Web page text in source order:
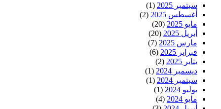
سبتمبر 2025
(1)
أغسطس 2025
(2)
مايو 2025
(20)
أبريل 2025
(20)
مارس 2025
(7)
فبراير 2025
(6)
يناير 2025
(2)
ديسمبر 2024
(1)
سبتمبر 2024
(1)
يوليو 2024
(1)
مايو 2024
(4)